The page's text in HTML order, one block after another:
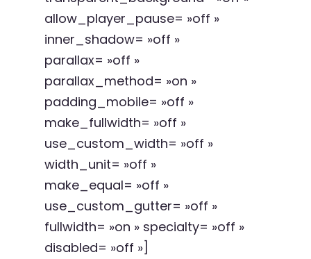
allow_player_pause= »off »
inner_shadow= »off »
parallax= »off »
parallax_method= »on »
padding_mobile= »off »
make_fullwidth= »off »
use_custom_width= »off »
width_unit= »off »
make_equal= »off »
use_custom_gutter= »off »
fullwidth= »on » specialty= »off »
disabled= »off »]